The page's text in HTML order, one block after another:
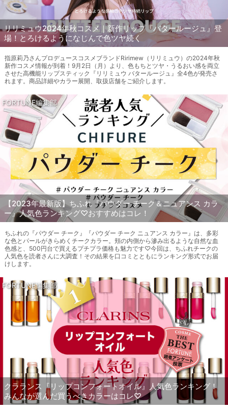
リリミュウ2024年秋コスメ｜新作リップ『バタールージュ』登
場！とろけるようになじんで色ツヤ続く
指原莉乃さんプロデュースコスメブランドRirimew（リリミュウ）の2024年秋
新作コスメ情報が到着！9月2日（月）より、色もちとツヤ・うるおい感を両立
させた高機能リップスティック『リリミュウ バタールージュ』全4色が発売さ
れます。商品詳細やカラー展開、取扱店舗をご紹介します。
FORTUNE編集部
【2023年最新版】ちふれ『パウダー チーク＆ニュアンス カラ
ー』人気色ランキング♡おすすめはコレ！
ちふれの『パウダー チーク』『パウダー チーク ニュアンス カラー』は、多彩
な色とパールがきらめくチークカラー。頬の内側から滲み出るような自然な血
色感と、500円台で買えるプチプラ価格も魅力です♡今回は、ちふれチークの
人気色を読者さんに大調査！その結果を口コミとともにランキング形式でお届
けします。
FORTUNE編集部
クラランス『リップコンフォートオイル』人気色ランキング！
みんなが選んだ買うべきカラーはコレ♡